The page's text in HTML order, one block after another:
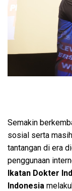
Semakin
sosial serta
tantangan di era
penggunaan
Ikatan Dokter
Indonesia